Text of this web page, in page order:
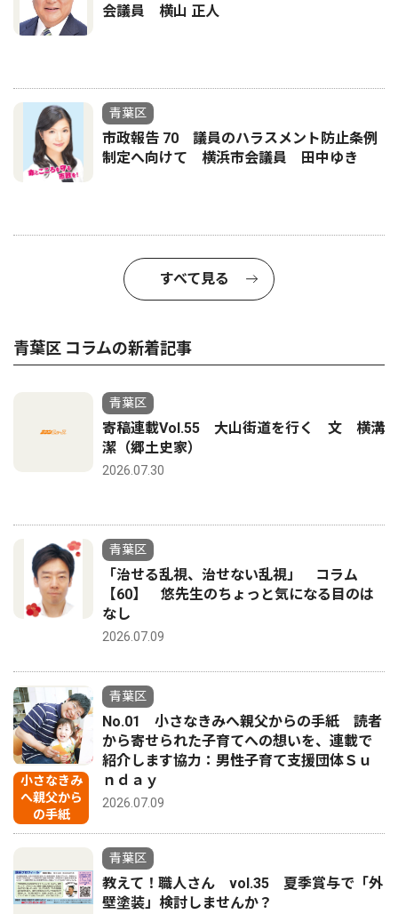
会議員 横山 正人
青葉区
市政報告 70 議員のハラスメント防止条例
制定へ向けて 横浜市会議員 田中ゆき
すべて見る
青葉区 コラムの新着記事
青葉区
寄稿連載Vol.55 大山街道を行く 文 横溝
潔（郷土史家）
2026.07.30
青葉区
「治せる乱視、治せない乱視」 コラム
【60】 悠先生のちょっと気になる目のは
なし
2026.07.09
小さなきみ
へ親父から
の手紙
青葉区
No.01 小さなきみへ親父からの手紙 読者
から寄せられた子育てへの想いを、連載で
紹介します協力：男性子育て支援団体Ｓｕ
ｎｄａｙ
2026.07.09
青葉区
教えて！職人さん vol.35 夏季賞与で「外
壁塗装」検討しませんか？